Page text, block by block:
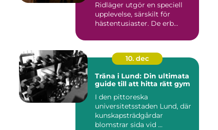
Ridläger utgör en speciell
upplevelse, särskilt för
hästentusiaster. De erb...
10. dec
Träna i Lund: Din ultimata
guide till att hitta rätt gym
I den pittoreska
universitetsstaden Lund, där
kunskapsträdgårdar
blomstrar sida vid ...